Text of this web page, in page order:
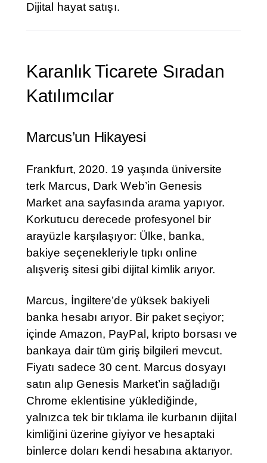
Dijital hayat satışı.
Karanlık Ticarete Sıradan
Katılımcılar
Marcus’un Hikayesi
Frankfurt, 2020. 19 yaşında üniversite
terk Marcus, Dark Web’in Genesis
Market ana sayfasında arama yapıyor.
Korkutucu derecede profesyonel bir
arayüzle karşılaşıyor: Ülke, banka,
bakiye seçenekleriyle tıpkı online
alışveriş sitesi gibi dijital kimlik arıyor.
Marcus, İngiltere’de yüksek bakiyeli
banka hesabı arıyor. Bir paket seçiyor;
içinde Amazon, PayPal, kripto borsası ve
bankaya dair tüm giriş bilgileri mevcut.
Fiyatı sadece 30 cent. Marcus dosyayı
satın alıp Genesis Market’in sağladığı
Chrome eklentisine yüklediğinde,
yalnızca tek bir tıklama ile kurbanın dijital
kimliğini üzerine giyiyor ve hesaptaki
binlerce doları kendi hesabına aktarıyor.